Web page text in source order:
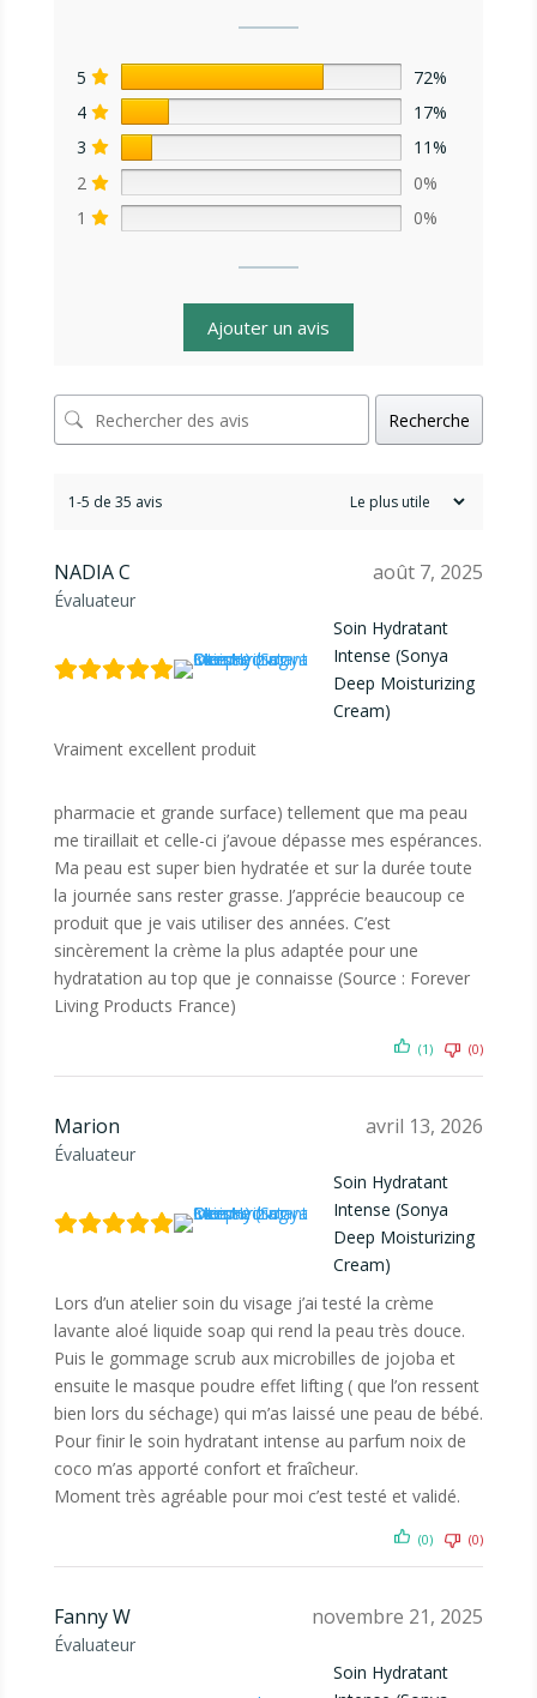
5
72%
4
17%
3
11%
2
0%
1
0%
Ajouter un avis
Recherche
1-5 de 35 avis
NADIA C
Évaluateur
août 7, 2025
Soin Hydratant
Intense (Sonya
Deep Moisturizing
Cream)
Vraiment excellent produit
pharmacie et grande surface) tellement que ma peau
me tiraillait et celle-ci j’avoue dépasse mes espérances.
Ma peau est super bien hydratée et sur la durée toute
la journée sans rester grasse. J’apprécie beaucoup ce
produit que je vais utiliser des années. C’est
sincèrement la crème la plus adaptée pour une
hydratation au top que je connaisse (Source : Forever
Living Products France)
(1) (0)
Marion
Évaluateur
avril 13, 2026
Soin Hydratant
Intense (Sonya
Deep Moisturizing
Cream)
Lors d’un atelier soin du visage j’ai testé la crème
lavante aloé liquide soap qui rend la peau très douce.
Puis le gommage scrub aux microbilles de jojoba et
ensuite le masque poudre effet lifting ( que l’on ressent
bien lors du séchage) qui m’as laissé une peau de bébé.
Pour finir le soin hydratant intense au parfum noix de
coco m’as apporté confort et fraîcheur.
Moment très agréable pour moi c’est testé et validé.
(0) (0)
Fanny W
Évaluateur
novembre 21, 2025
Soin Hydratant